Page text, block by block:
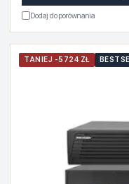
Dodaj do porównania
TANIEJ -5724 ZŁ